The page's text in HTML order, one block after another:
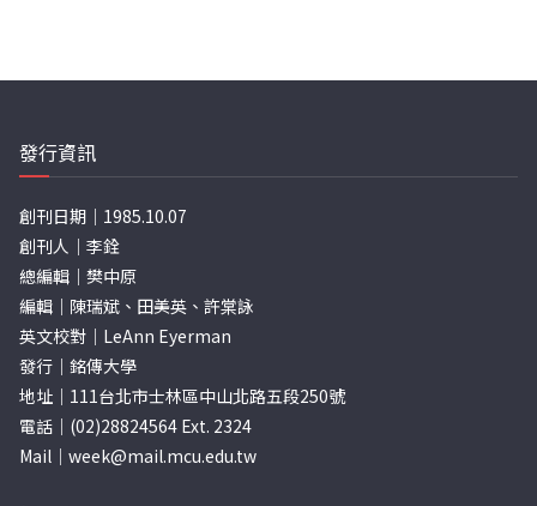
發行資訊
創刊日期｜1985.10.07
創刊人｜李銓
總編輯｜樊中原
編輯｜陳瑞斌、田美英、許棠詠
英文校對｜LeAnn Eyerman
發行｜銘傳大學
地址｜111台北市士林區中山北路五段250號
電話｜(02)28824564 Ext. 2324
Mail｜ week@mail.mcu.edu.tw